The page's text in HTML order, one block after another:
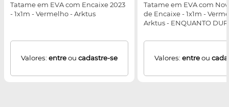
Tatame em EVA com Encaixe 2023
- 1x1m - Vermelho - Arktus
Valores: entreou cadastre-se
Tatame em EVA com
de Encaixe - 1x1m -
Arktus - ENQUANTO
Valores: entreou